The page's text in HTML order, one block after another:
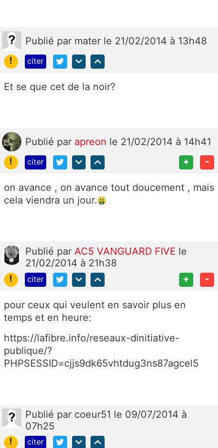
Publié par mater le 21/02/2014 à 13h48
!
citer
Et se que cet de la noir?
Publié par apreon le 21/02/2014 à 14h41
!
citer + -
on avance , on avance tout doucement , mais
cela viendra un jour.
Publié par AC5 VANGUARD FIVE le
21/02/2014 à 21h38
!
citer + -
pour ceux qui veulent en savoir plus en
temps et en heure:
https://lafibre.info/reseaux-dinitiative-
publique/?
PHPSESSID=cjjs9dk65vhtdug3ns87agcel5
Publié par coeur51 le 09/07/2014 à
07h25
!
citer